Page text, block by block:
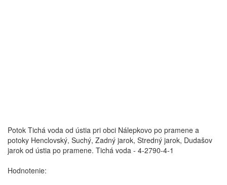
Potok Tichá voda od ústia pri obci Nálepkovo po pramene a
potoky Henclovský, Suchý, Zadný jarok, Stredný jarok, Dudašov
jarok od ústia po pramene. Tichá voda - 4-2790-4-1
Hodnotenie: